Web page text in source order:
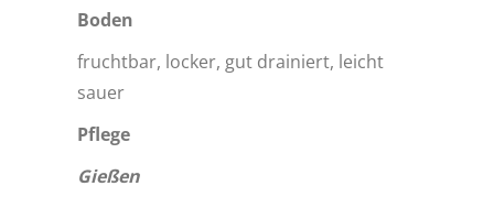
Boden
fruchtbar, locker, gut drainiert, leicht
sauer
Pflege
Gießen